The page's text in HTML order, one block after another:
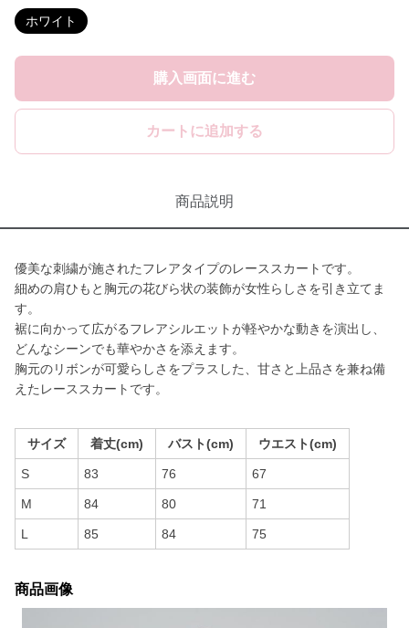
ホワイト
購入画面に進む
カートに追加する
商品説明
優美な刺繍が施されたフレアタイプのレーススカートです。
細めの肩ひもと胸元の花びら状の装飾が女性らしさを引き立てま
す。
裾に向かって広がるフレアシルエットが軽やかな動きを演出し、
どんなシーンでも華やかさを添えます。
胸元のリボンが可愛らしさをプラスした、甘さと上品さを兼ね備
えたレーススカートです。
サイズ 着丈(cm) バスト(cm) ウエスト(cm)
S 83 76 67
M 84 80 71
L 85 84 75
商品画像